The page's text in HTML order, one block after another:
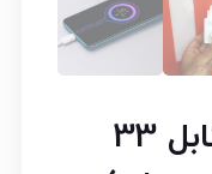
شارژر اورجینال با کابل 33